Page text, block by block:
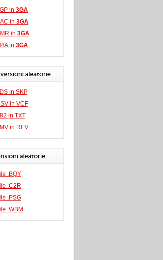
in 3GA
in 3GA
in 3GA
in 3GA
aleatorie
in SKP
in VCF
in TXT
in REV
aleatorie
.BQY
.C2R
.PSG
.WBM